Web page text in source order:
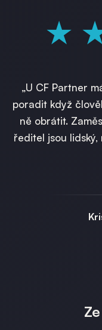
„U CF Partner
poradit když
ně obrátit.
ředitel jsou lidský,